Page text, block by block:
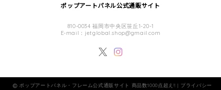
ポップアートパネル公式通販サイト
810-0034 福岡市中央区笹丘1-20-1
E-mail： jetglobal.shop@gmail.com
ポップアートパネル・フレーム公式通販サイト 商品数1000点超え!! | プライバシー